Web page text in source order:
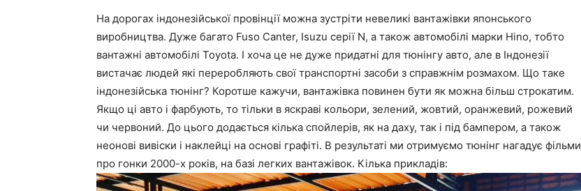
На дорогах індонезійської провінції можна зустріти невеликі вантажівки японського
виробництва. Дуже багато Fuso Canter, Isuzu серії N, а також автомобілі марки Hino, тобто
вантажні автомобілі Toyota. І хоча це не дуже придатні для тюнінгу авто, але в Індонезії
вистачає людей які переробляють свої транспортні засоби з справжнім розмахом. Що таке
індонезійська тюнінг? Коротше кажучи, вантажівка повинен бути як можна більш строкатим.
Якщо ці авто і фарбують, то тільки в яскраві кольори, зелений, жовтий, оранжевий, рожевий
чи червоний. До цього додається кілька спойлерів, як на даху, так і під бампером, а також
неонові вивіски і наклейці на основі графіті. В результаті ми отримуємо тюнінг нагадує фільми
про гонки 2000-х років, на базі легких вантажівок. Кілька прикладів: